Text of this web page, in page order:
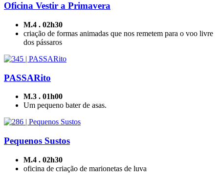
Oficina Vestir a Primavera
M.4 . 02h30
criação de formas animadas que nos remetem para o voo livre
dos pássaros
PASSARito
M.3 . 01h00
Um pequeno bater de asas.
Pequenos Sustos
M.4 . 02h30
oficina de criação de marionetas de luva